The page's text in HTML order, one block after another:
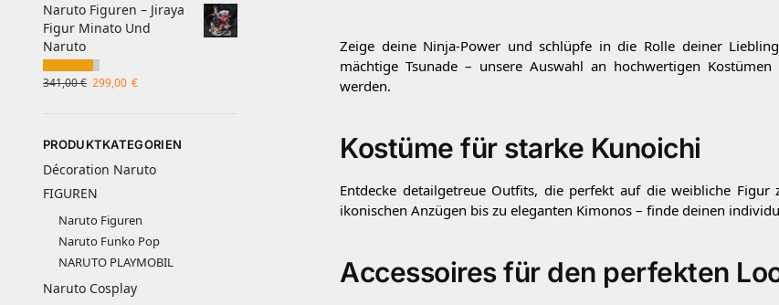
Zeige deine Ninja-Power und schlüpfe in die Rolle deiner
mächtige Tsunade – unsere Auswahl an hochwertigen
werden.
Kostüme für starke Kunoichi
Entdecke detailgetreue Outfits, die perfekt auf die weibliche
ikonischen Anzügen bis zu eleganten Kimonos – finde deinen
Accessoires für den perfekten
Naruto Figuren – Jiraya
Figur Minato Und
Naruto
341,00€ 299,00 €
PRODUKTKATEGORIEN
Décoration Naruto
FIGUREN
Naruto Figuren
Naruto Funko Pop
NARUTO PLAYMOBIL
Naruto Cosplay